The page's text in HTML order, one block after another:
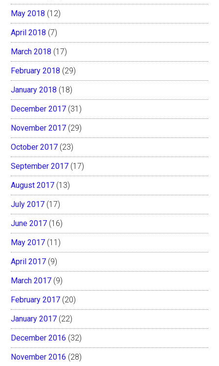
May 2018 (12)
April 2018 (7)
March 2018 (17)
February 2018 (29)
January 2018 (18)
December 2017 (31)
November 2017 (29)
October 2017 (23)
September 2017 (17)
August 2017 (13)
July 2017 (17)
June 2017 (16)
May 2017 (11)
April 2017 (9)
March 2017 (9)
February 2017 (20)
January 2017 (22)
December 2016 (32)
November 2016 (28)